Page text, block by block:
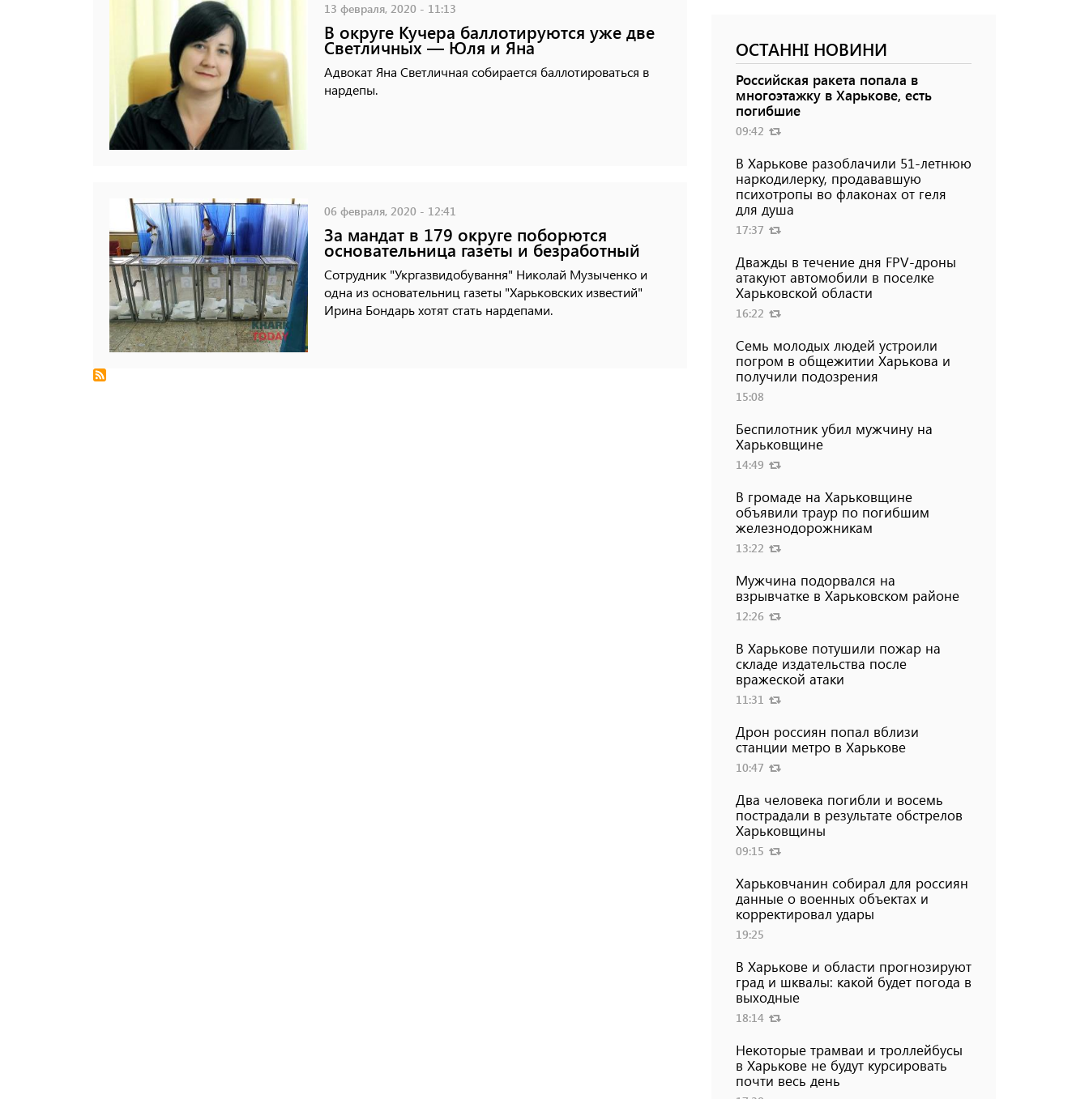
13 февраля, 2020 - 11:13
В округе Кучера баллотируются уже две
Светличных — Юля и Яна
Адвокат Яна Светличная собирается баллотироваться в
нардепы.
06 февраля, 2020 - 12:41
За мандат в 179 округе поборются
основательница газеты и безработный
Сотрудник "Укргазвидобування" Николай Музыченко и
одна из основательниц газеты "Харьковских известий"
Ирина Бондарь хотят стать нардепами.
ОСТАННІ НОВИНИ
Российская ракета попала в
многоэтажку в Харькове, есть
погибшие
09:42
В Харькове разоблачили 51-летнюю
наркодилерку, продававшую
психотропы во флаконах от геля
для душа
17:37
Дважды в течение дня FPV-дроны
атакуют автомобили в поселке
Харьковской области
16:22
Семь молодых людей устроили
погром в общежитии Харькова и
получили подозрения
15:08
Беспилотник убил мужчину на
Харьковщине
14:49
В громаде на Харьковщине
объявили траур по погибшим
железнодорожникам
13:22
Мужчина подорвался на
взрывчатке в Харьковском районе
12:26
В Харькове потушили пожар на
складе издательства после
вражеской атаки
11:31
Дрон россиян попал вблизи
станции метро в Харькове
10:47
Два человека погибли и восемь
пострадали в результате обстрелов
Харьковщины
09:15
Харьковчанин собирал для россиян
данные о военных объектах и ​​
корректировал удары
19:25
В Харькове и области прогнозируют
град и шквалы: какой будет погода в
выходные
18:14
Некоторые трамваи и троллейбусы
в Харькове не будут курсировать
почти весь день